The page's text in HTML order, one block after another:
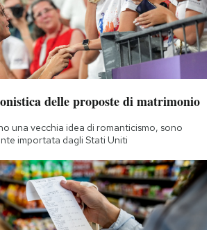
delle proposte di matrimonio
una vecchia idea di romanticismo, sono
importata dagli Stati Uniti